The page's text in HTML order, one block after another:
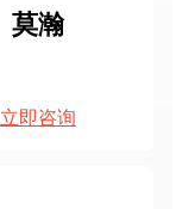
莫瀚
立即咨询